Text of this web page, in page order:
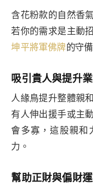
含花粉款的自然香
若你的需求是主動
坤平將軍佛牌的守
吸引貴人與提升
人緣鳥提升整體親
有人伸出援手或主
會多寡，這股親和
力。
幫助正財與偏財